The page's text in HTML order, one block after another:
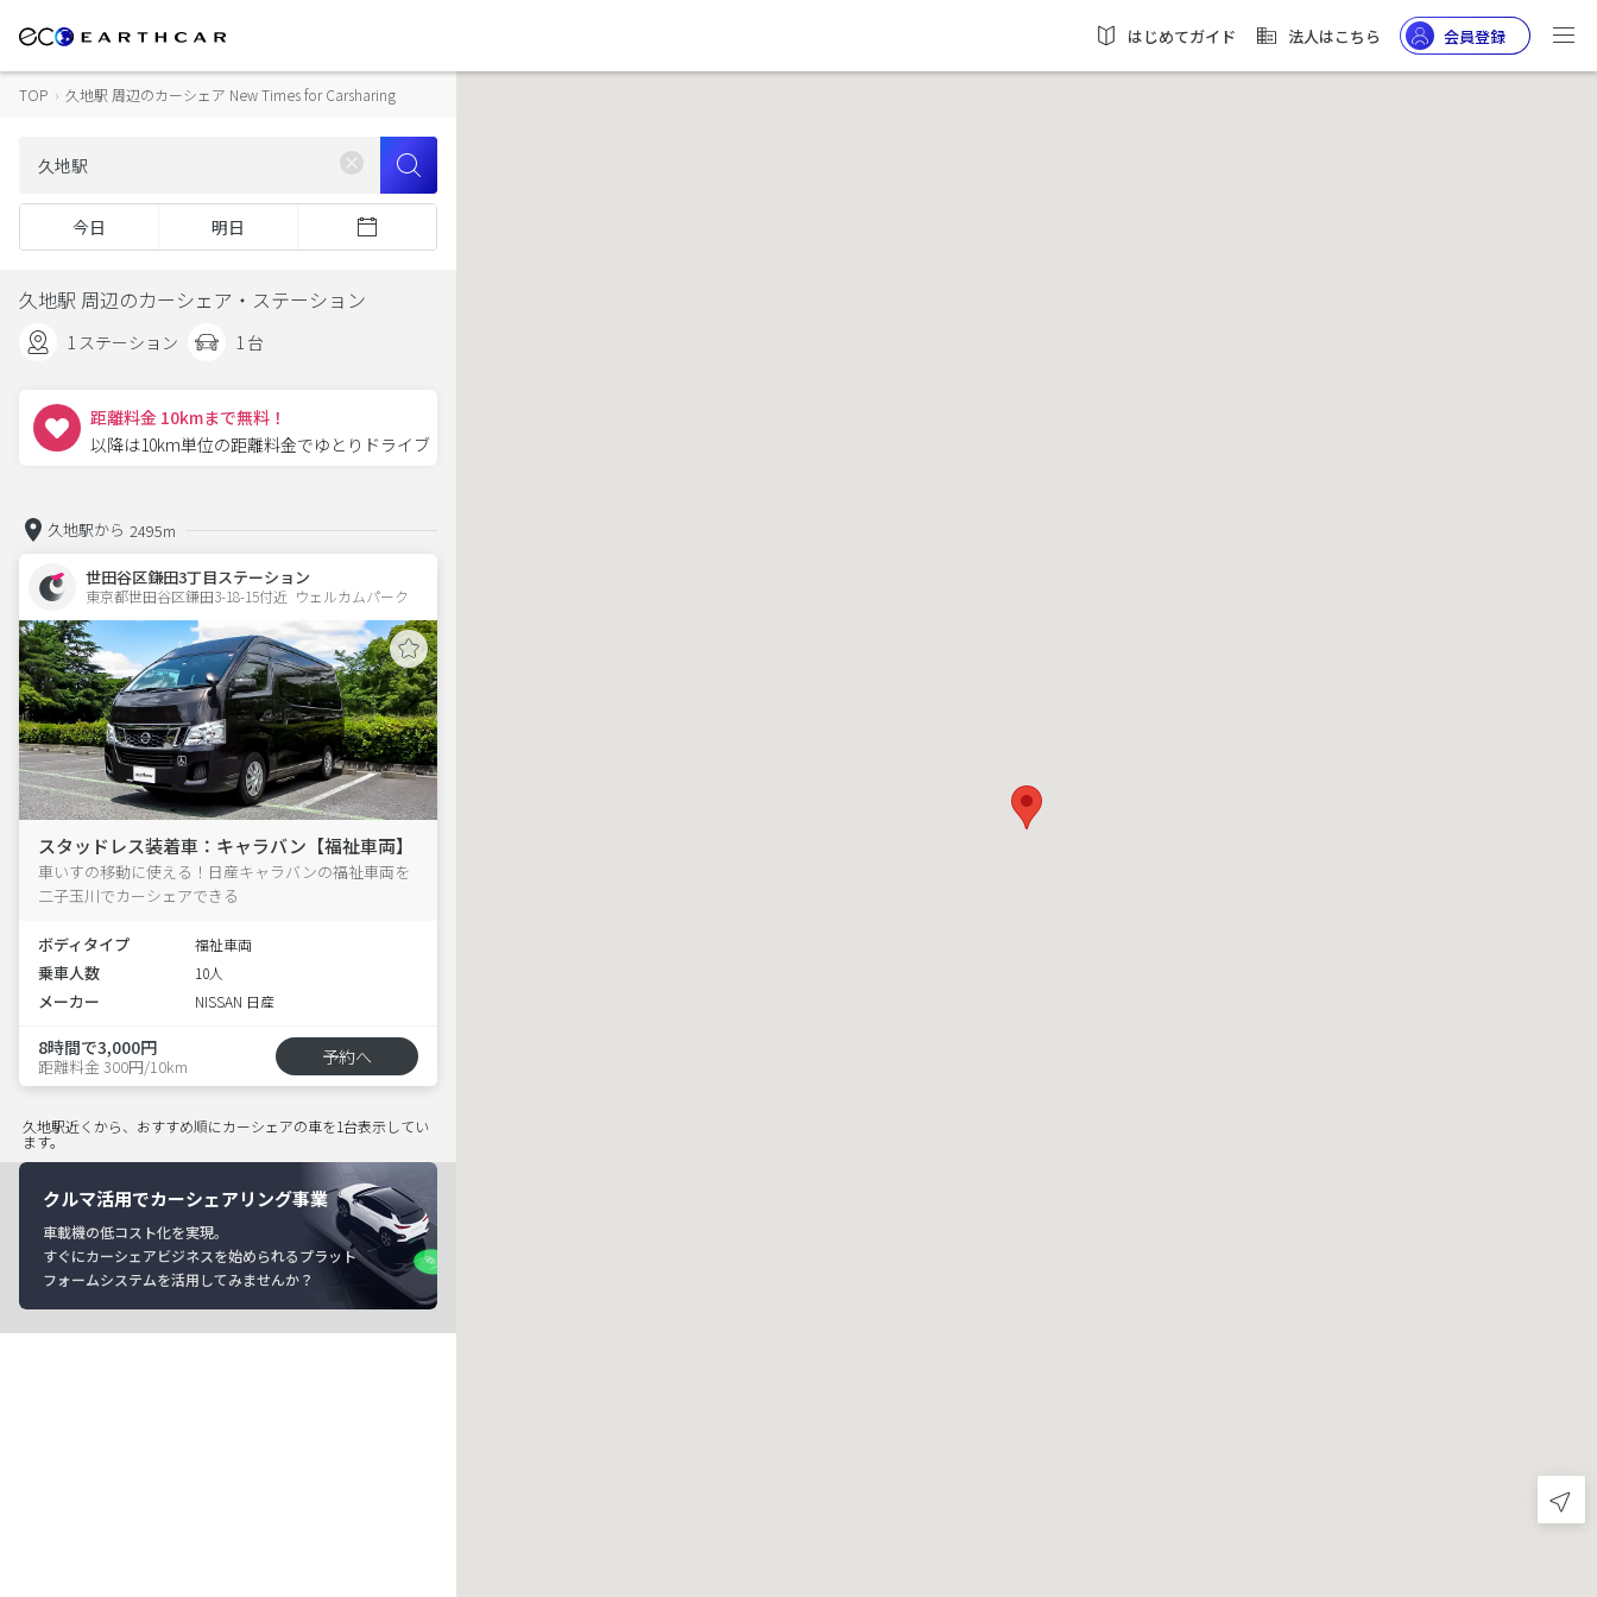
はじめてガイド 法人はこちら 会員登録
TOP › 久地駅 周辺のカーシェア New Times for Carsharing
今日 明日
久地駅 周辺のカーシェア・ステーション
1 ステーション 1 台
距離料金 10kmまで無料！
以降は10km単位の距離料金でゆとりドライブ
久地駅から 2495m
世田谷区鎌田3丁目ステーション
東京都世田谷区鎌田3-18-15付近  ウェルカムパーク
スタッドレス装着車：キャラバン【福祉車両】
車いすの移動に使える！日産キャラバンの福祉車両を
二子玉川でカーシェアできる
ボディタイプ 福祉車両
乗車人数 10人
メーカー NISSAN 日産
8時間で3,000円
距離料金 300円/10km 予約へ
久地駅近くから、おすすめ順にカーシェアの車を1台表示してい
ます。
クルマ活用でカーシェアリング事業
車載機の低コスト化を実現。
すぐにカーシェアビジネスを始められるプラット
フォームシステムを活用してみませんか？